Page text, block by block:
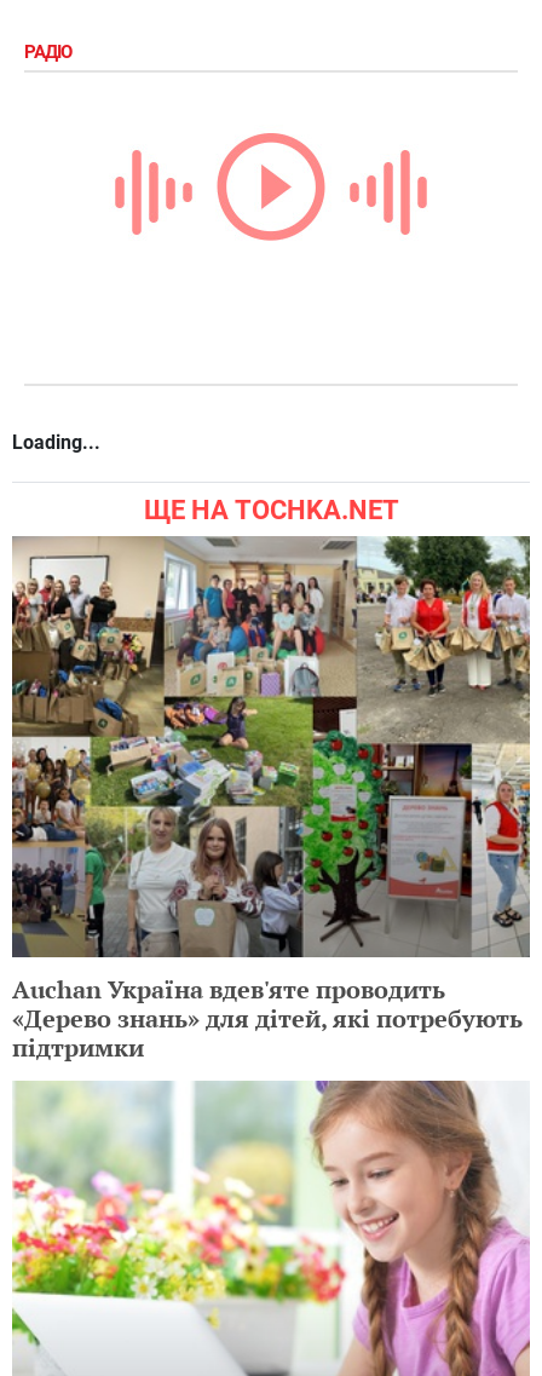
РАДІО
Loading...
ЩЕ НА TOCHKA.NET
Auchan Україна вдев'яте проводить
«Дерево знань» для дітей, які потребують
підтримки